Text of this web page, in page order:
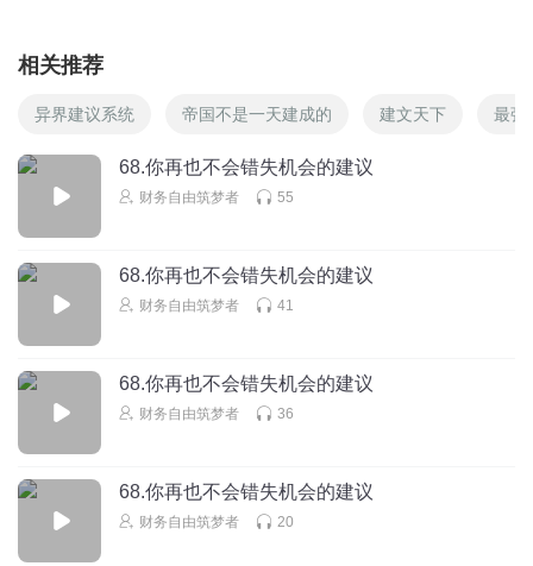
相关推荐
异界建议系统 帝国不是一天建成的 建文天下 最强
68.你再也不会错失机会的建议
财务自由筑梦者 55
68.你再也不会错失机会的建议
财务自由筑梦者 41
68.你再也不会错失机会的建议
财务自由筑梦者 36
68.你再也不会错失机会的建议
财务自由筑梦者 20